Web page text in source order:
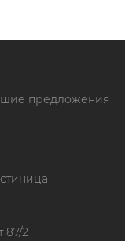
предложения
87/2